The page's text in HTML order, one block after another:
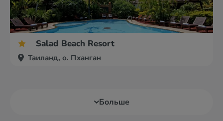
Salad Beach Resort
Таиланд, о. Пханган
Больше